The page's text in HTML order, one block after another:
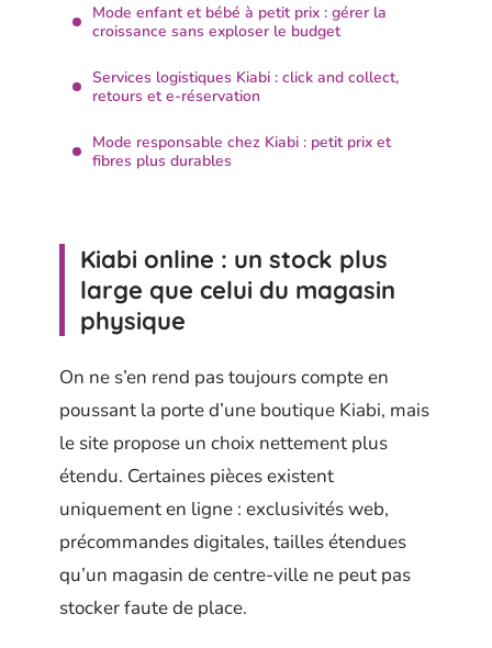
Mode enfant et bébé à petit prix : gérer la
croissance sans exploser le budget
Services logistiques Kiabi : click and collect,
retours et e-réservation
Mode responsable chez Kiabi : petit prix et
fibres plus durables
Kiabi online : un stock plus
large que celui du magasin
physique
On ne s’en rend pas toujours compte en
poussant la porte d’une boutique Kiabi, mais
le site propose un choix nettement plus
étendu. Certaines pièces existent
uniquement en ligne : exclusivités web,
précommandes digitales, tailles étendues
qu’un magasin de centre-ville ne peut pas
stocker faute de place.